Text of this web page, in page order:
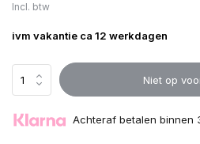
Incl. btw
ivm vakantie ca 12 werkdagen
Niet op
Achteraf betalen binnen